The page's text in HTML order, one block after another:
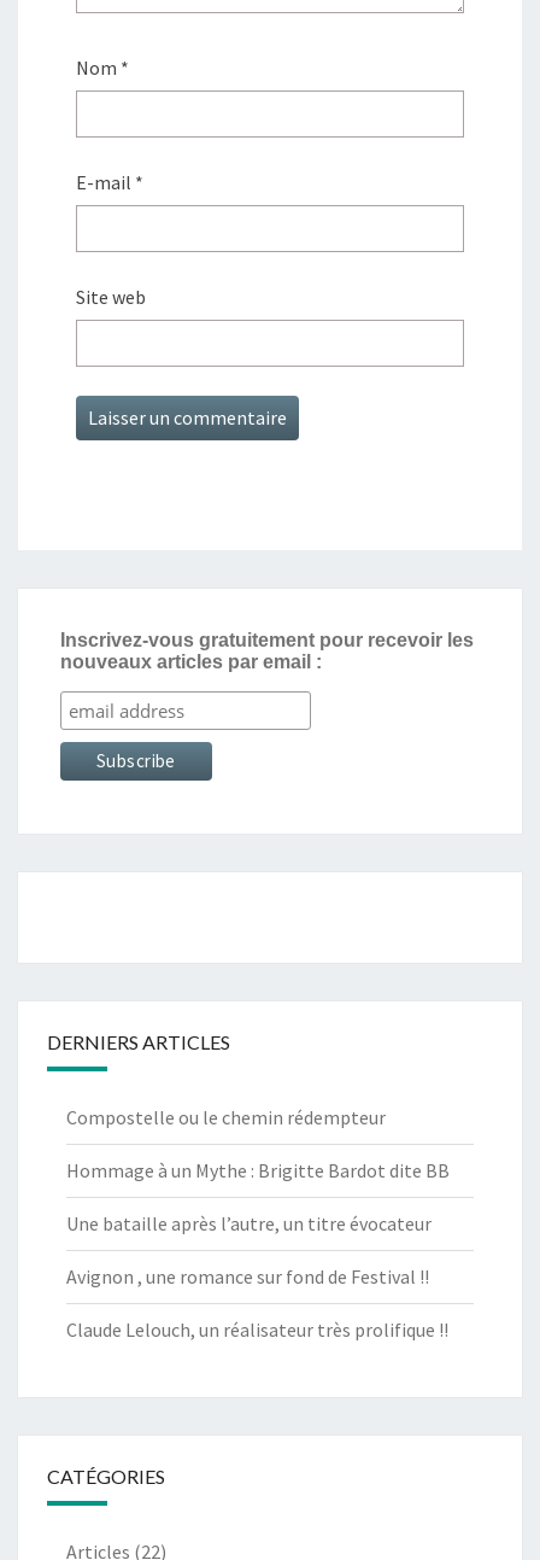
Nom *
E-mail *
Site web
Inscrivez-vous gratuitement pour recevoir les
nouveaux articles par email :
DERNIERS ARTICLES
Compostelle ou le chemin rédempteur
Hommage à un Mythe : Brigitte Bardot dite BB
Une bataille après l’autre, un titre évocateur
Avignon , une romance sur fond de Festival !!
Claude Lelouch, un réalisateur très prolifique !!
CATÉGORIES
Articles (22)